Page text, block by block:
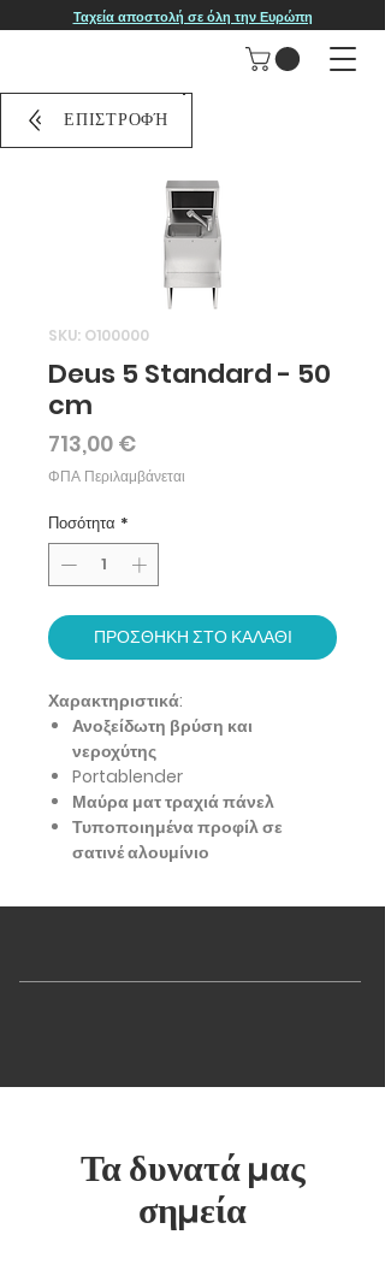
Ταχεία αποστολή σε όλη την Ευρώπη
SKU: O100000
Deus 5 Standard - 50
cm
713,00 €Τιμή
ΦΠΑ Περιλαμβάνεται
Ποσότητα *
ΠΡΟΣΘΗΚΗ ΣΤΟ ΚΑΛΑΘΙ
Χαρακτηριστικά:
Ανοξείδωτη βρύση και
νεροχύτης
Portablender
Μαύρα ματ τραχιά πάνελ
Τυποποιημένα προφίλ σε
σατινέ αλουμίνιο
ΕΠΙΣΤΡΟΦΉ
Τα δυνατά μας
σημεία